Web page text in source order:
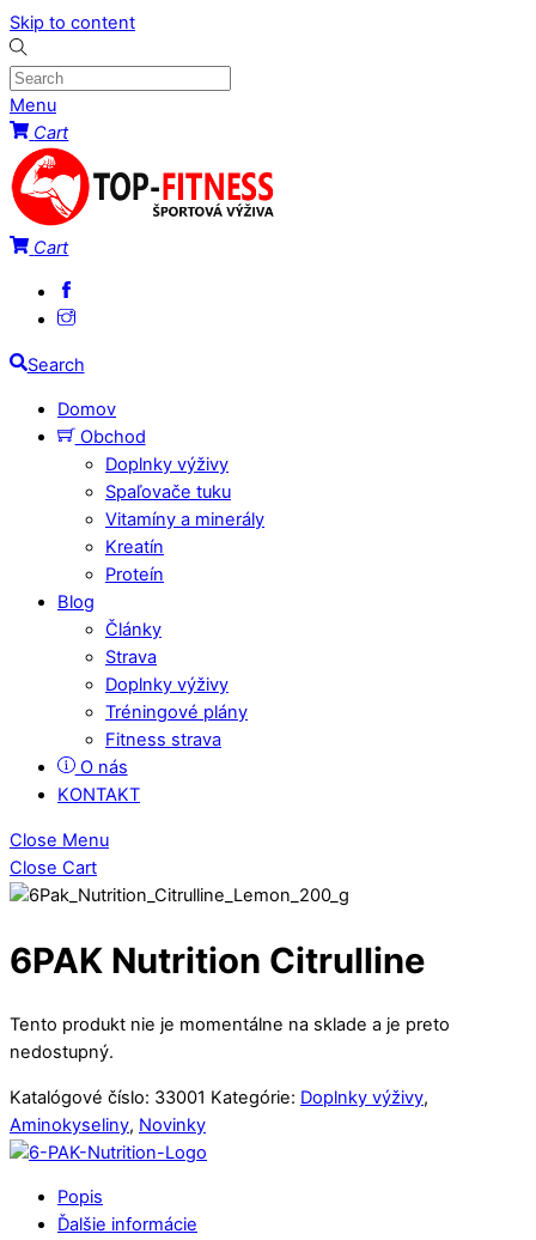
Skip to content
Menu
Cart
Cart
Search
Domov
Obchod
Doplnky výživy
Spaľovače tuku
Vitamíny a minerály
Kreatín
Proteín
Blog
Články
Strava
Doplnky výživy
Tréningové plány
Fitness strava
O nás
KONTAKT
Close Menu
Close Cart
6PAK Nutrition Citrulline
Tento produkt nie je momentálne na sklade a je preto
nedostupný.
Katalógové číslo: 33001 Kategórie: Doplnky výživy,
Aminokyseliny, Novinky
Popis
Ďalšie informácie